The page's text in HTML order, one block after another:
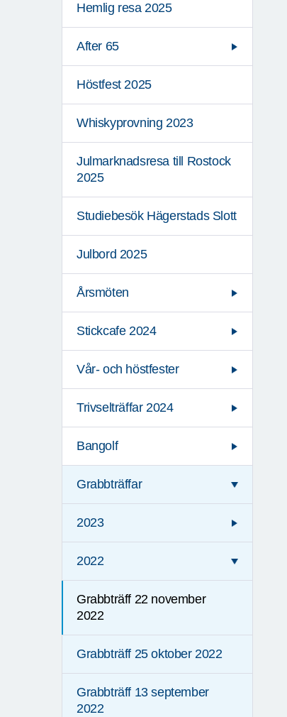
Hemlig resa 2025
After 65
Höstfest 2025
Whiskyprovning 2023
Julmarknadsresa till Rostock
2025
Studiebesök Hägerstads Slott
Julbord 2025
Årsmöten
Stickcafe 2024
Vår- och höstfester
Trivselträffar 2024
Bangolf
Grabbträffar
2023
2022
Grabbträff 22 november
2022
Grabbträff 25 oktober 2022
Grabbträff 13 september
2022